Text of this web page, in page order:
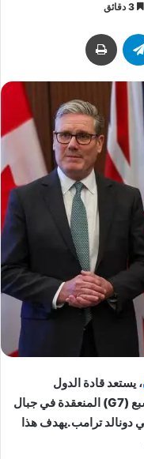
، يستعد قادة الدول
الأوروبية المشاركون في قمة مجموعة السبع (G7) المنعقدة في جبال
دونالد ترامب.يهدف هذا